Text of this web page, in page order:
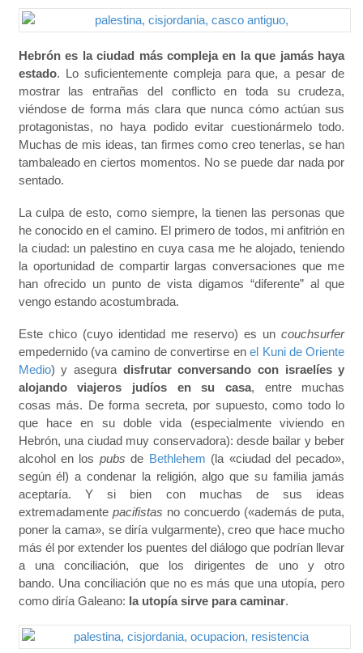
Hebrón es la ciudad más compleja en la que jamás haya
estado. Lo suficientemente compleja para que, a pesar de
mostrar las entrañas del conflicto en toda su crudeza,
viéndose de forma más clara que nunca cómo actúan sus
protagonistas, no haya podido evitar cuestionármelo todo.
Muchas de mis ideas, tan firmes como creo tenerlas, se han
tambaleado en ciertos momentos. No se puede dar nada por
sentado.
La culpa de esto, como siempre, la tienen las personas que
he conocido en el camino. El primero de todos, mi anfitrión en
la ciudad: un palestino en cuya casa me he alojado, teniendo
la oportunidad de compartir largas conversaciones que me
han ofrecido un punto de vista digamos “diferente” al que
vengo estando acostumbrada.
Este chico (cuyo identidad me reservo) es uncouchsurfer
empedernido (va camino de convertirse enel Kuni de Oriente
Medio) y asegura disfrutar conversando con israelíes y
alojando viajeros judíos en su casa, entre muchas
cosas más. De forma secreta, por supuesto, como todo lo
que hace en su doble vida (especialmente viviendo en
Hebrón, una ciudad muy conservadora): desde bailar y beber
alcohol en los pubs de Bethlehem (la «ciudad del pecado»,
según él) a condenar la religión, algo que su familia jamás
aceptaría. Y si bien con muchas de sus ideas
extremadamente pacifistas no concuerdo («además de puta,
poner la cama», se diría vulgarmente), creo que hace mucho
más él por extender los puentes del diálogo que podrían llevar
a una conciliación, que los dirigentes de uno y otro
bando. Una conciliación que no es más que una utopía, pero
como diría Galeano: la utopía sirve para caminar.